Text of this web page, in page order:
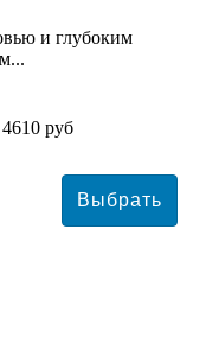
и глубоким
4610 руб